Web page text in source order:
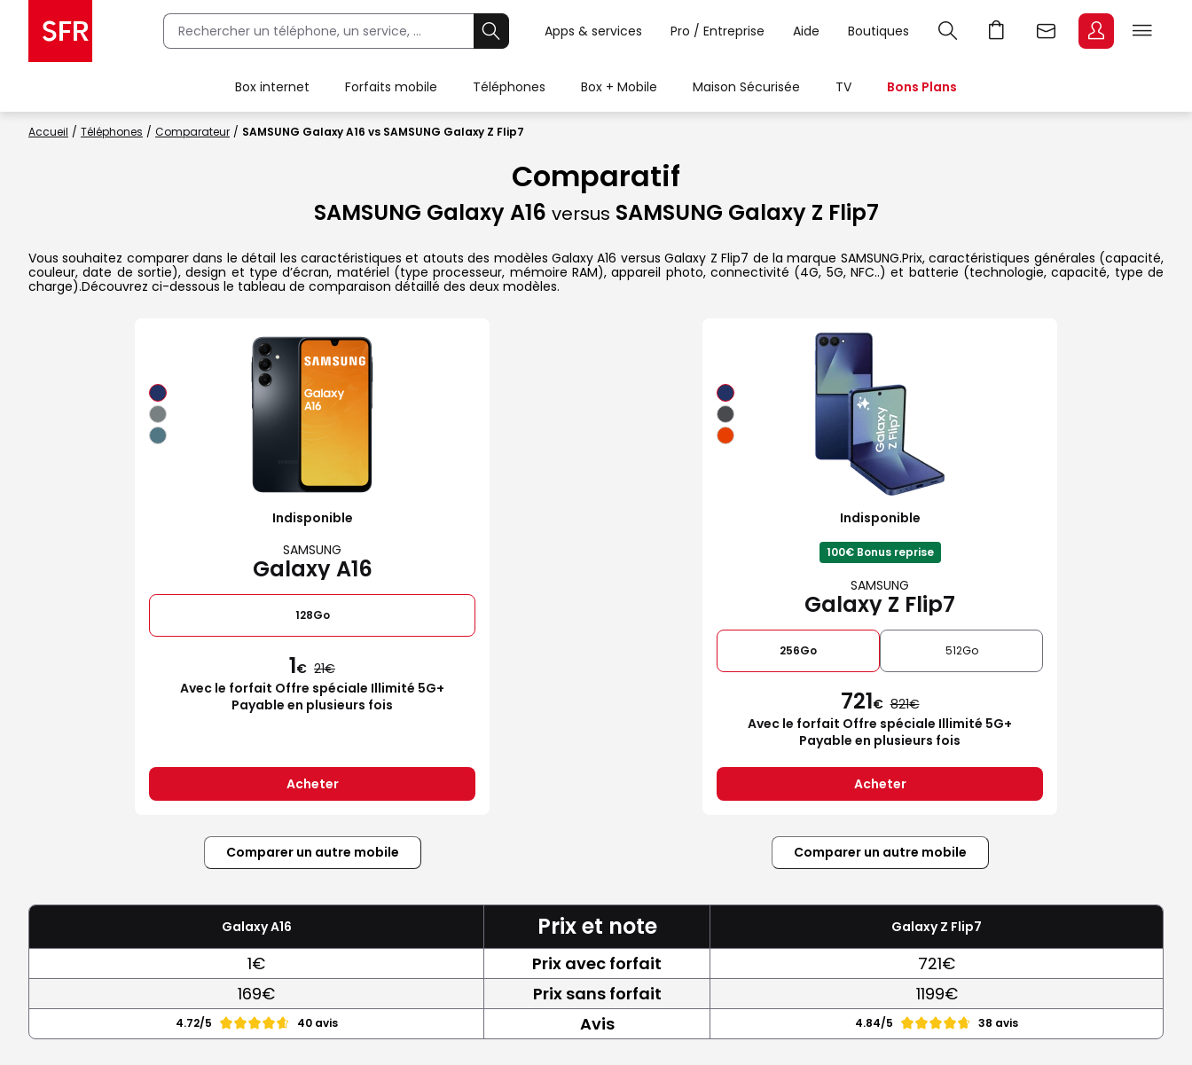
Apps & services Pro / Entreprise Aide Boutiques
Box internet Forfaits mobile Téléphones Box + Mobile Maison Sécurisée TV Bons Plans
Accueil Téléphones Comparateur SAMSUNG Galaxy A16 vs SAMSUNG Galaxy Z Flip7
Comparatif
SAMSUNG Galaxy A16 versus SAMSUNG Galaxy Z Flip7
Vous souhaitez comparer dans le détail les caractéristiques et atouts des modèles Galaxy A16 versus Galaxy Z Flip7 de la marque SAMSUNG.Prix, caractéristiques générales (capacité,
couleur, date de sortie), design et type d’écran, matériel (type processeur, mémoire RAM), appareil photo, connectivité (4G, 5G, NFC..) et batterie (technologie, capacité, type de
charge).Découvrez ci-dessous le tableau de comparaison détaillé des deux modèles.
Indisponible
SAMSUNG
Galaxy A16
128Go
1€ 21
Avec le forfait Offre spéciale Illimité 5G+
Payable en plusieurs fois
Acheter
Indisponible
100€ Bonus reprise
SAMSUNG
Galaxy Z Flip7
256Go 512Go
721€ 821
Avec le forfait Offre spéciale Illimité 5G+
Payable en plusieurs fois
Acheter
Comparer un autre mobile Comparer un autre mobile
Galaxy A16 Prix et note Galaxy Z Flip7
1€ Prix avec forfait
721€
169€
Prix sans forfait 1199€
4.72/5 40 avis Avis 4.84/5 38 avis